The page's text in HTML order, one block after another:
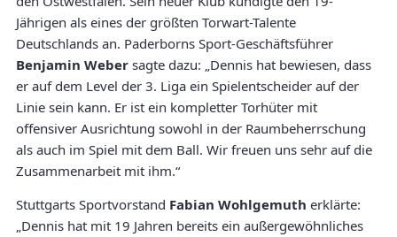
Jährigen als eines der größten Torwart-Talente
Deutschlands an. Paderborns Sport-Geschäftsführer
Benjamin Weber sagte dazu: „Dennis hat bewiesen, dass
er auf dem Level der 3. Liga ein Spielentscheider auf der
Linie sein kann. Er ist ein kompletter Torhüter mit
offensiver Ausrichtung sowohl in der Raumbeherrschung
als auch im Spiel mit dem Ball. Wir freuen uns sehr auf die
Zusammenarbeit mit ihm.“
Stuttgarts Sportvorstand Fabian Wohlgemuth erklärte:
„Dennis hat mit 19 Jahren bereits ein außergewöhnliches